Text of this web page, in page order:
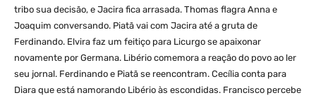
tribo sua decisão, e Jacira fica arrasada. Thomas flagra Anna e
Joaquim conversando. Piatã vai com Jacira até a gruta de
Ferdinando. Elvira faz um feitiço para Licurgo se apaixonar
novamente por Germana. Libério comemora a reação do povo ao ler
seu jornal. Ferdinando e Piatã se reencontram. Cecília conta para
Diara que está namorando Libério às escondidas. Francisco percebe